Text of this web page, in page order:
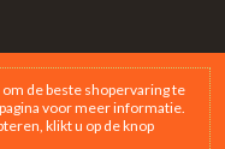
de beste shopervaring te
pagina voor meer informatie.
klikt u op de knop